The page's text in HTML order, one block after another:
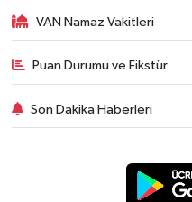
VAN Namaz Vakitleri
Puan Durumu ve Fikstür
Son Dakika Haberleri